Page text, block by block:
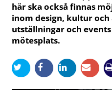
här ska också finnas
inom design, kultur
utställningar och
mötesplats.